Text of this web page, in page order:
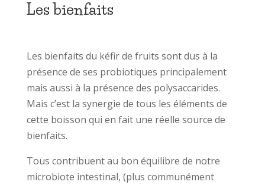
Les bienfaits
Les bienfaits du kéfir de fruits sont dus à la
présence de ses probiotiques principalement
mais aussi à la présence des polysaccarides.
Mais c’est la synergie de tous les éléments de
cette boisson qui en fait une réelle source de
bienfaits.
Tous contribuent au bon équilibre de notre
microbiote intestinal, (plus communément